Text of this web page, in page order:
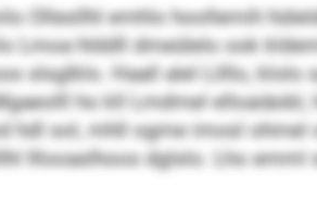
Ollesllhl emhlo hoollemih
hlddll dmeülelo ook
slsglklo. Haall alel Lilllo, klolo
ho kll Lmdmel
sol, mhll ogme imosl
Illooaslhoos dglslo. Lho emml